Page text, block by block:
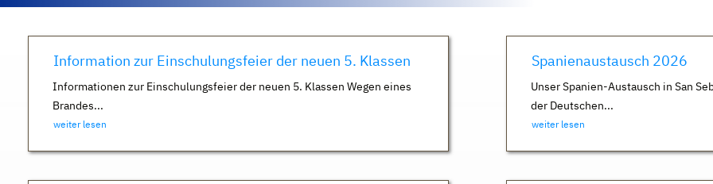
Information zur Einschulungsfeier der neuen 5. Klassen
Informationen zur Einschulungsfeier der neuen 5. Klassen Wegen eines
Brandes...
weiter lesen
Spanienaustausch 2026
Unser Spanien-Austausch in San
der Deutschen...
weiter lesen